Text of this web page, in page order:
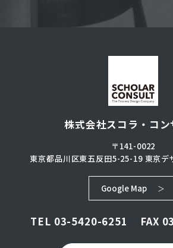
株式会社スコラ・コン
〒141-0022
東京都品川区東五反田5-25-19東京デ
Google Map
TEL 03-5420-6251 FAX